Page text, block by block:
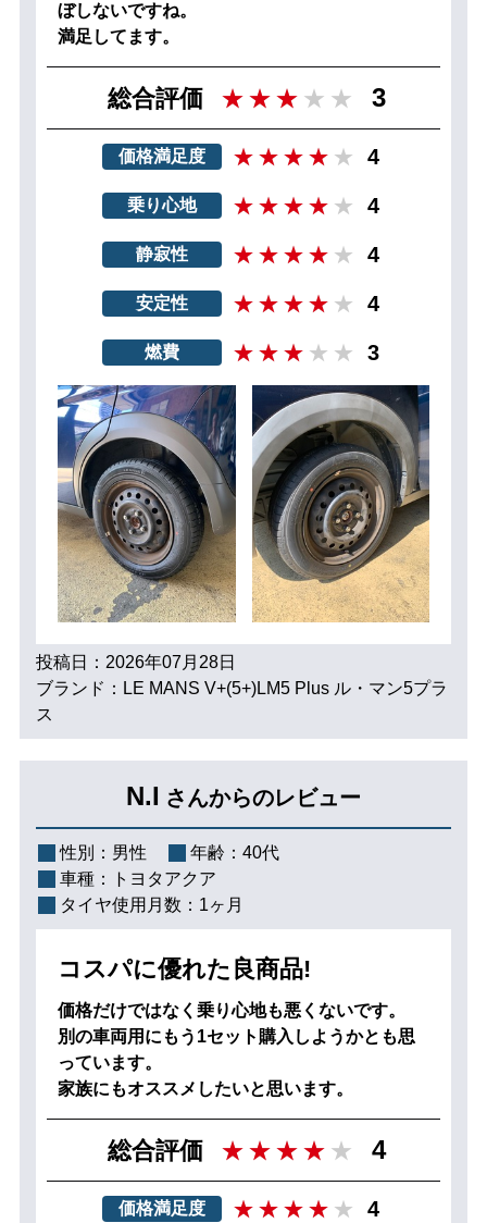
ぼしないですね。
満足してます。
総合評価 3
価格満足度 4
乗り心地 4
静寂性 4
安定性 4
燃費 3
投稿日：2026年07月28日
ブランド：LE MANS V+(5+)LM5 Plus ル・マン5プラ
ス
N.I さんからのレビュー
性別： 男性 年齢： 40代
車種：
トヨタアクア
タイヤ使用月数： 1ヶ月
コスパに優れた良商品!
価格だけではなく乗り心地も悪くないです。
別の車両用にもう1セット購入しようかとも思
っています。
家族にもオススメしたいと思います。
総合評価 4
価格満足度 4